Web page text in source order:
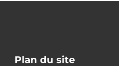
Plan du site